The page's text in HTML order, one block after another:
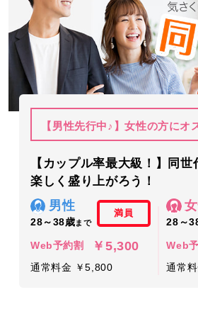
【男性先行中♪】女性の方に
【カップル率最大級！】同世
楽しく盛り上がろう！
男性
28～38歳まで
満員
Web予約割 ￥5,300
通常料金 ￥5,800
28～
Web
通常